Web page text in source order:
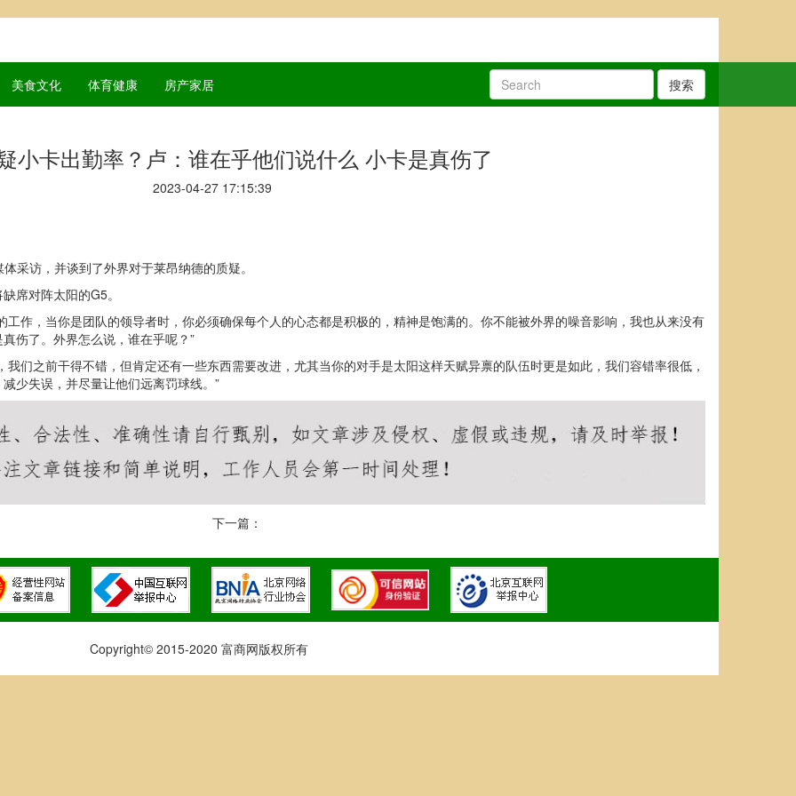
美食文化 体育健康 房产家居 搜索
小卡出勤率？卢：谁在乎他们说什么 小卡是真伤了
2023-04-27 17:15:39
采访，并谈到了外界对于莱昂纳德的质疑。
席对阵太阳的G5。
作，当你是团队的领导者时，你必须确保每个人的心态都是积极的，精神是饱满的。你不能被外界的噪音影响，我也从来没有
伤了。外界怎么说，谁在乎呢？”
们之前干得不错，但肯定还有一些东西需要改进，尤其当你的对手是太阳这样天赋异禀的队伍时更是如此，我们容错率很低，
少失误，并尽量让他们远离罚球线。”
下一篇：
Copyright© 2015-2020 富商网版权所有